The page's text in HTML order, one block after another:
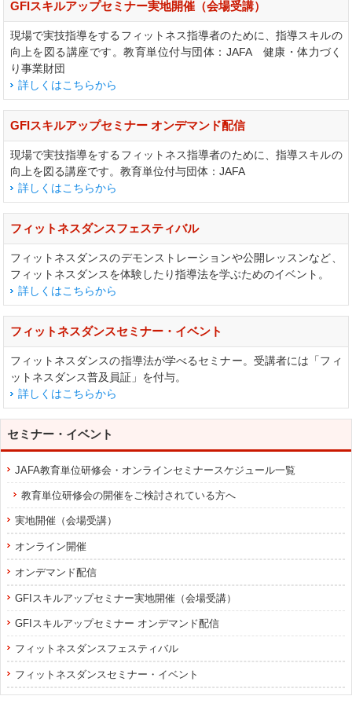
GFIスキルアップセミナー実地開催（会場受講）
現場で実技指導をするフィットネス指導者のために、指導スキルの
向上を図る講座です。教育単位付与団体：JAFA 健康・体力づく
り事業財団
詳しくはこちらから
GFIスキルアップセミナー オンデマンド配信
現場で実技指導をするフィットネス指導者のために、指導スキルの
向上を図る講座です。教育単位付与団体：JAFA
詳しくはこちらから
フィットネスダンスフェスティバル
フィットネスダンスのデモンストレーションや公開レッスンなど、
フィットネスダンスを体験したり指導法を学ぶためのイベント。
詳しくはこちらから
フィットネスダンスセミナー・イベント
フィットネスダンスの指導法が学べるセミナー。受講者には「フィ
ットネスダンス普及員証」を付与。
詳しくはこちらから
セミナー・イベント
JAFA教育単位研修会・オンラインセミナースケジュール一覧
教育単位研修会の開催をご検討されている方へ
実地開催（会場受講）
オンライン開催
オンデマンド配信
GFIスキルアップセミナー実地開催（会場受講）
GFIスキルアップセミナー オンデマンド配信
フィットネスダンスフェスティバル
フィットネスダンスセミナー・イベント